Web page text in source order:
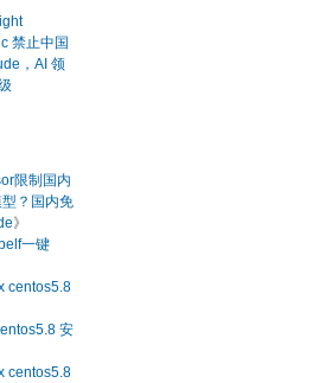
禁止中国
，AI 领
限制国内
？国内免
》
一键
centos5.8
安
centos5.8